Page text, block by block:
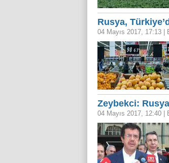
Rusya,
04 Mayıs 2017, 17:13
Zeybekci:
04 Mayıs 2017, 12:40